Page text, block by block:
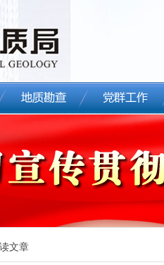
文章